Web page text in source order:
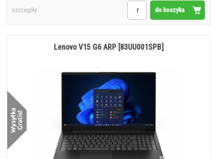
do koszyka
szczegóły
Lenovo V15 G6 ARP [83UU001SPB]